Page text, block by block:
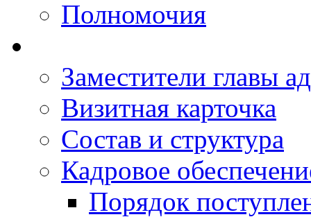
Полномочия
Заместители главы
Визитная карточка
Состав и структура
Кадровое
Порядок